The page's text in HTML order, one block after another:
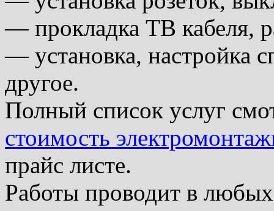
— прокладка ТВ кабеля,
— установка, настройка
другое.
Полный список услуг
стоимость
прайс листе.
Работы проводит в